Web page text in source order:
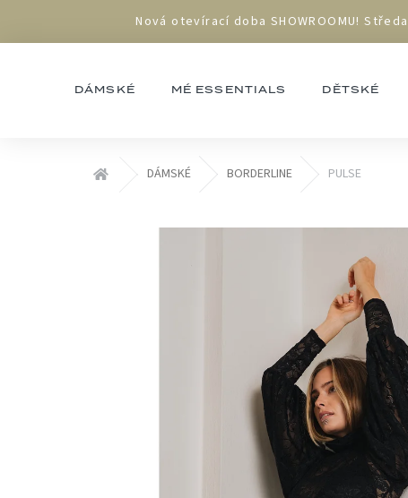
obsah
Nová otevírací doba SHOWROOMU!
DÁMSKÉ MÉ ESSENTIALS DĚTSKÉ
Domů DÁMSKÉ BORDERLINE PULSE